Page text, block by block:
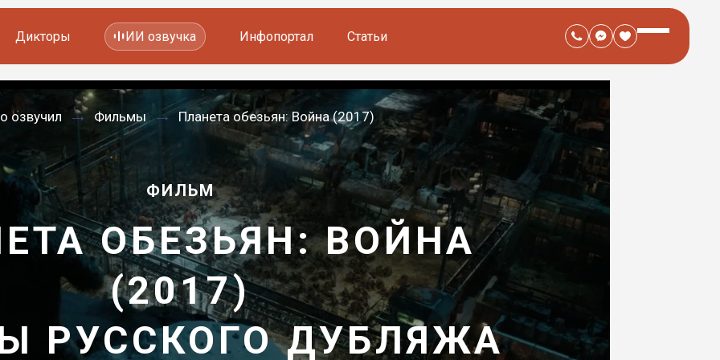
Фильмов и сериалов
Мультфильмов
YouTube каналов
Видеорекламы
Дикторы ИИ озвучка Инфопортал Статьи
озвучил Фильмы Планета обезьян: Война (2017)
ФИЛЬМ
ОБЕЗЬЯН: ВОЙНА
(2017)
—
РУССКОГО ДУБЛЯЖА